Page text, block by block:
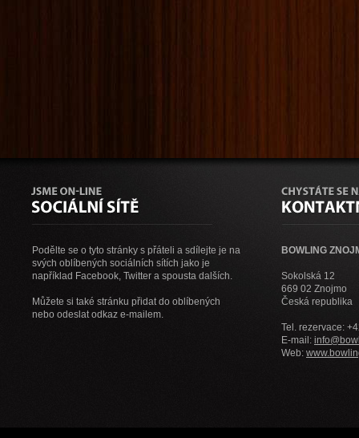
Podělte se o tyto stránky s přáteli a sdílejte je na
svých oblíbených sociálních sítích jako je
například Facebook, Twitter a spousta dalších.
Můžete si také stránku přidat do oblíbených
nebo odeslat odkaz e-mailem.
BOWLING
Sokolská 12
669 02 Znojmo
Česká republika
Tel. rezervace:
E-mail:
Web: